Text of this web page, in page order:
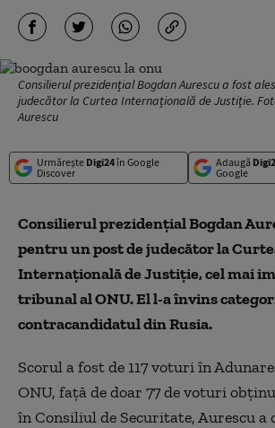
Consilierul prezidențial Bogdan Aurescu a fost
judecător la Curtea Internațională de Justiție.
Aurescu
Urmărește Digi24în Google
Discover
Adaugă
Google
Consilierul prezidențial Bogdan
pentru un post de judecător la
Internațională de Justiție, cel mai
tribunal al ONU. El l-a învins
contracandidatul din Rusia.
Scorul a fost de 117 voturi în
ONU, față de doar 77 de voturi
în Consiliul de Securitate, Aurescu a